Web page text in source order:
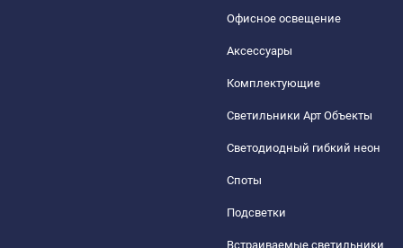
Офисное освещение
Аксессуары
Комплектующие
Светильники Арт Объекты
Светодиодный гибкий неон
Споты
Подсветки
Встраиваемые светильники